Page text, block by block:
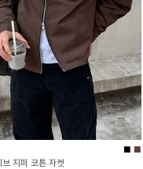
■ ■
브 지퍼 코튼 자켓